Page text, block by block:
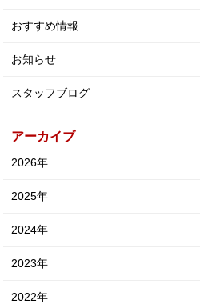
おすすめ情報
お知らせ
スタッフブログ
アーカイブ
2026年
2025年
2024年
2023年
2022年